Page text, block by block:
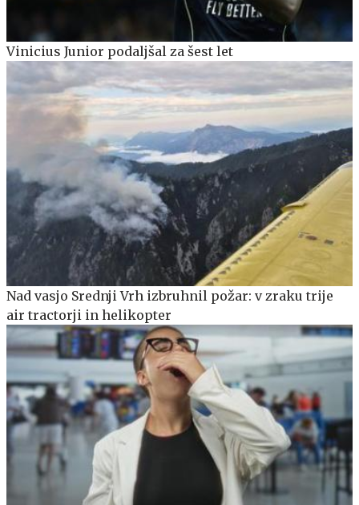
Vinicius Junior podaljšal za šest let
Nad vasjo Srednji Vrh izbruhnil požar: v zraku trije
air tractorji in helikopter